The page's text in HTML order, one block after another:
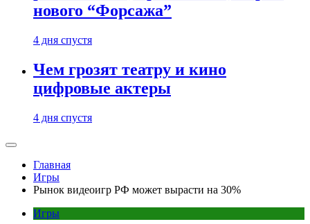
нового “Форсажа”
4 дня спустя
Чем грозят театру и кино
цифровые актеры
4 дня спустя
Главная
Игры
Рынок видеоигр РФ может вырасти на 30%
Игры